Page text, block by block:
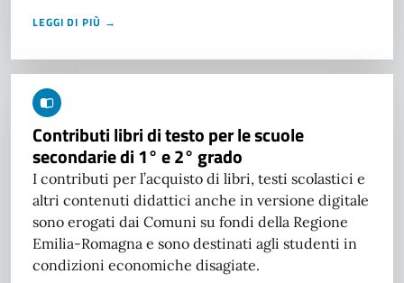
LEGGI DI PIÙ →
Contributi libri di testo per le scuole
secondarie di 1° e 2° grado
I contributi per l’acquisto di libri, testi scolastici e
altri contenuti didattici anche in versione digitale
sono erogati dai Comuni su fondi della Regione
Emilia-Romagna e sono destinati agli studenti in
condizioni economiche disagiate.